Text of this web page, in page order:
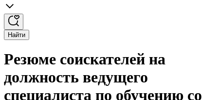
Найти
Резюме соискателей на
должность ведущего
специалиста по обучению со